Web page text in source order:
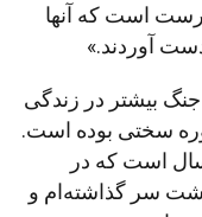
درست است که آنها
آوردند.»
جنگ بیشتر در زندگی
سختی بوده است.
است که در
پشت سر گذاشته‌ام و